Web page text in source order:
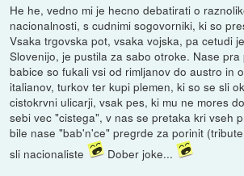
He he, vedno mi je hecno debatirati o
nacionalnosti, s cudnimi sogovorniki, ki so
Vsaka trgovska pot, vsaka vojska, pa cetudi
Slovenijo, je pustila za sabo otroke. Nase
babice so fukali vsi od rimljanov do austro in
italianov, turkov ter kupi plemen, ki so se sli
cistokrvni ulicarji, vsak pes, ki mu ne mores
sebi vec "cistega", v nas se pretaka kri vseh
bile nase "bab'n'ce" pregrde za porinit
sli nacionaliste
Dober joke...